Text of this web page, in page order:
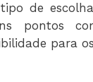
de
pontos
para